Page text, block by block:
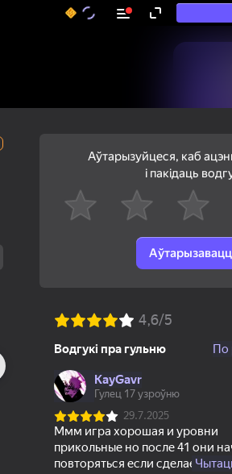
Аўтарызуйцеся, каб
і пакідаць